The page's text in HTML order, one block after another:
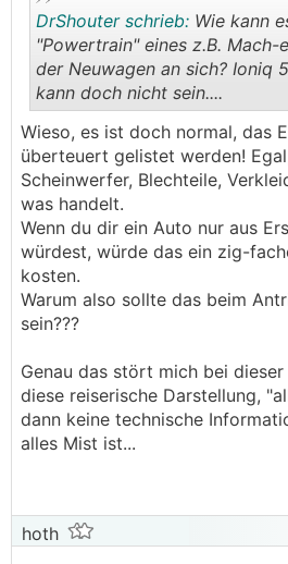
https://evclinic.eu/2025/01/
d-hybrid-comparison/
😉
Aber hochinteressant.🤔
..
DrShouter schrieb: Wie kann
"Powertrain" eines z.B.
der Neuwagen an sich? Ioniq
kann doch nicht sein....
Wieso, es ist doch normal, das
überteuert gelistet werden!
Scheinwerfer, Blechteile,
was handelt.
Wenn du dir ein Auto nur aus
würdest, würde das ein zig-
kosten.
Warum also sollte das beim
sein???
Genau das stört mich bei
diese reiserische Darstellung,
dann keine technische
alles Mist ist...
hoth